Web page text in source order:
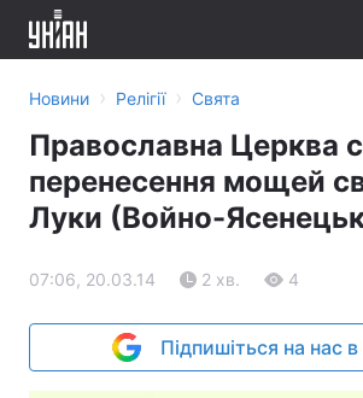
Новини › Релігії › Свята
Православна Церква
перенесення мощей
Луки (Войно-
07:06, 20.03.14 2 хв. 4
Підпишіться на нас